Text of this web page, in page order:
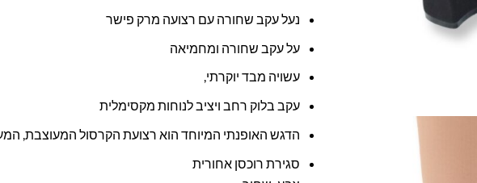
נעל עקב שחורה עם רצועה מרק פישר
על עקב שחורה ומחמיאה
עשויה מבד יוקרתי,
עקב בלוק רחב ויציב לנוחות מקסימלית
הדגש האופנתי המיוחד הוא רצועת הקרסול המעוצבת,
סגירת רוכסן אחורית